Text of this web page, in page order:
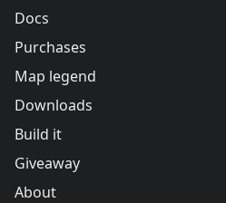
Docs
Purchases
Map legend
Downloads
Build it
Giveaway
About